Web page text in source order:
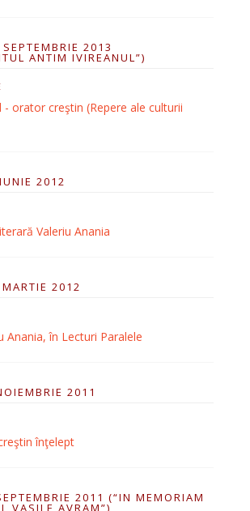
2013
ANTIM IVIREANUL”)
- orator creştin (Repere ale culturii
2012
Valeriu Anania
2012
Anania, în Lecturi Paralele
2011
înţelept
2011 (“IN MEMORIAM
VASILE AVRAM”)